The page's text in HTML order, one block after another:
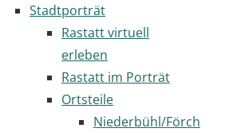
Stadtporträt
Rastatt virtuell
erleben
Rastatt im Porträt
Ortsteile
Niederbühl/Förch